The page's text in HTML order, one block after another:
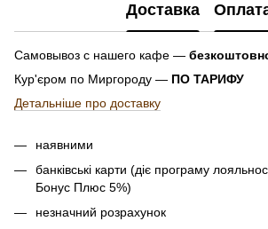
Доставка
Самовывоз с нашего кафе —
Кур'єром по Миргороду — ПО ТАРИФУ
Детальніше про доставку
наявними
банківські карти (діє програму
Бонус Плюс 5%)
незначний розрахунок